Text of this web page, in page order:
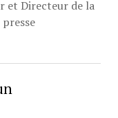
et Directeur de la